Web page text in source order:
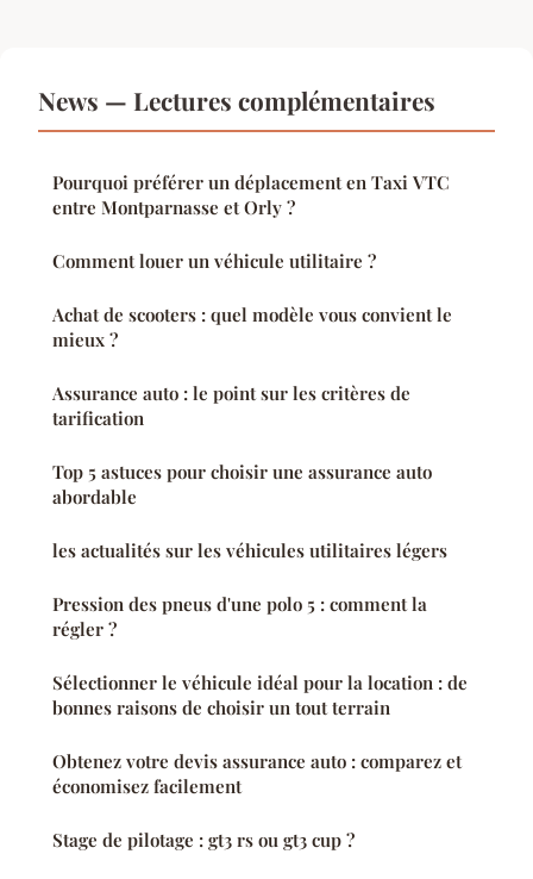
News — Lectures complémentaires
Pourquoi préférer un déplacement en Taxi VTC
entre Montparnasse et Orly ?
Comment louer un véhicule utilitaire ?
Achat de scooters : quel modèle vous convient le
mieux ?
Assurance auto : le point sur les critères de
tarification
Top 5 astuces pour choisir une assurance auto
abordable
les actualités sur les véhicules utilitaires légers
Pression des pneus d'une polo 5 : comment la
régler ?
Sélectionner le véhicule idéal pour la location : de
bonnes raisons de choisir un tout terrain
Obtenez votre devis assurance auto : comparez et
économisez facilement
Stage de pilotage : gt3 rs ou gt3 cup ?